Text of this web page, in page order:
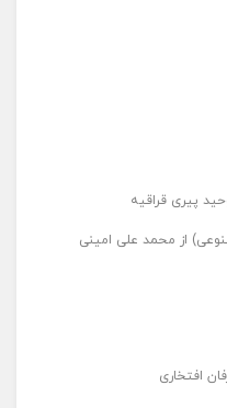
پیری قراقیه
از محمد علی امینی
افتخاری